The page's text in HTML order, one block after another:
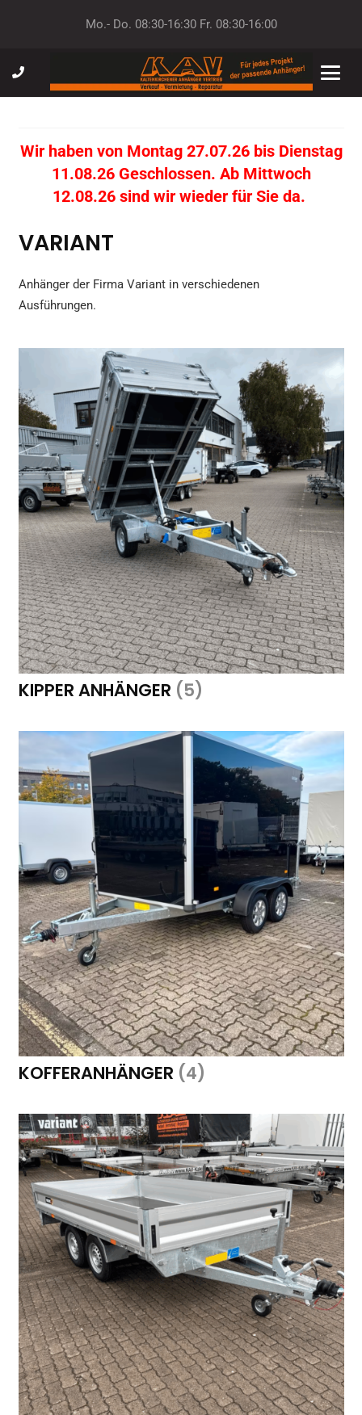
Mo.- Do. 08:30-16:30 Fr. 08:30-16:00
Wir haben von Montag 27.07.26 bis Dienstag
11.08.26 Geschlossen. Ab Mittwoch
12.08.26 sind wir wieder für Sie da.
VARIANT
Anhänger der Firma Variant in verschiedenen
Ausführungen.
KIPPER ANHÄNGER (5)
KOFFERANHÄNGER (4)